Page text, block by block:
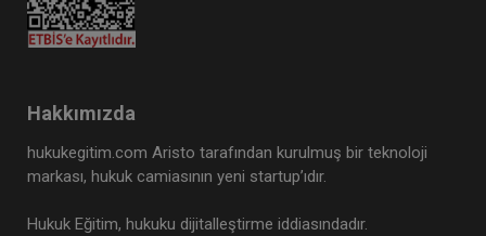
Hakkımızda
hukukegitim.com Aristo tarafından kurulmuş bir teknoloji
markası, hukuk camiasının yeni startup’ıdır.
Hukuk Eğitim, hukuku dijitalleştirme iddiasındadır.